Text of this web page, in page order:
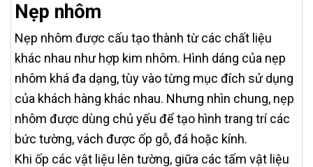
Nẹp nhôm
Nẹp nhôm được cấu tạo thành từ các chất liệu
khác nhau như hợp kim nhôm. Hình dáng của nẹp
nhôm khá đa dạng, tùy vào từng mục đích sử dụng
của khách hàng khác nhau. Nhưng nhìn chung, nẹp
nhôm được dùng chủ yếu để tạo hình trang trí các
bức tường, vách được ốp gỗ, đá hoặc kính.
Khi ốp các vật liệu lên tường, giữa các tấm vật liệu